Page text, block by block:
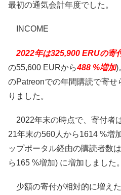
最初の通気会計年度でした。
INCOME
2022年は325,900 ERUの寄
の55,600 EURから488 %増加)
のPatreonでの年間購読で寄せ
りました。
2022年末の時点で、寄付者
21年末の560人から1614 %増
ップポータル経由の購読者数
ら165 %増加) に増加しました。
少額の寄付が相対的に増え